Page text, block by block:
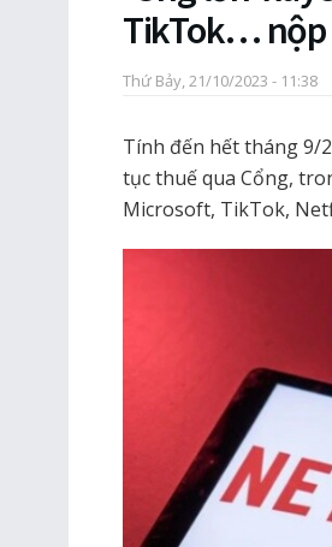
TikTok… nộp
Thứ Bảy, 21/10/2023 - 11:38
Tính đến hết tháng 9/
tục thuế qua Cổng,
Microsoft, TikTok,